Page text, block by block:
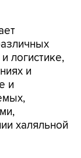
логистике,
и
и
халяльной